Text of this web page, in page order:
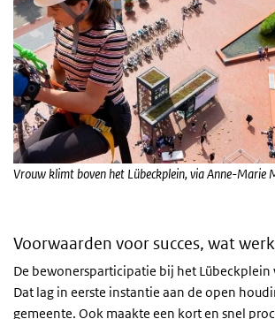
Vrouw klimt boven het Lübeckplein, via Anne-Marie
Voorwaarden voor succes, wat
De bewonersparticipatie bij het Lübeckplein
Dat lag in eerste instantie aan de open
gemeente. Ook maakte een kort en snel